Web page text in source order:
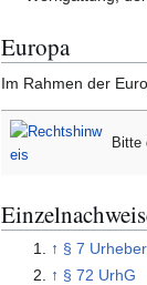
Europa
Im Rahmen der
Bitte
↑ § 7
↑ § 72 UrhG